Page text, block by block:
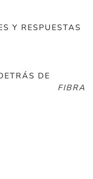
Y RESPUESTAS
DE
FIBRA